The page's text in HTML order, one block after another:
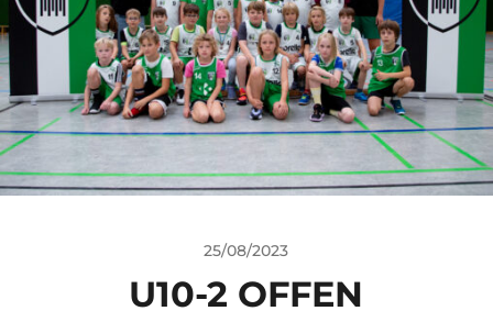
25/08/2023
U10-2 OFFEN